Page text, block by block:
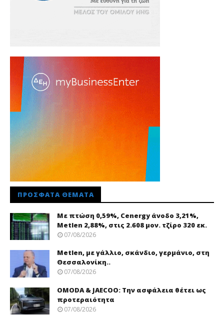
ΠΡΌΣΦΑΤΑ ΘΈΜΑΤΑ
Με πτώση 0,59%, Cenergy άνοδο 3,21%,
Metlen 2,88%, στις 2.608 μον. τζίρο 320 εκ.
07/08/2026
Metlen, με γάλλιο, σκάνδιο, γερμάνιο, στη
Θεσσαλονίκη..
07/08/2026
OMODA & JAECOO: Την ασφάλεια θέτει ως
προτεραιότητα
07/08/2026